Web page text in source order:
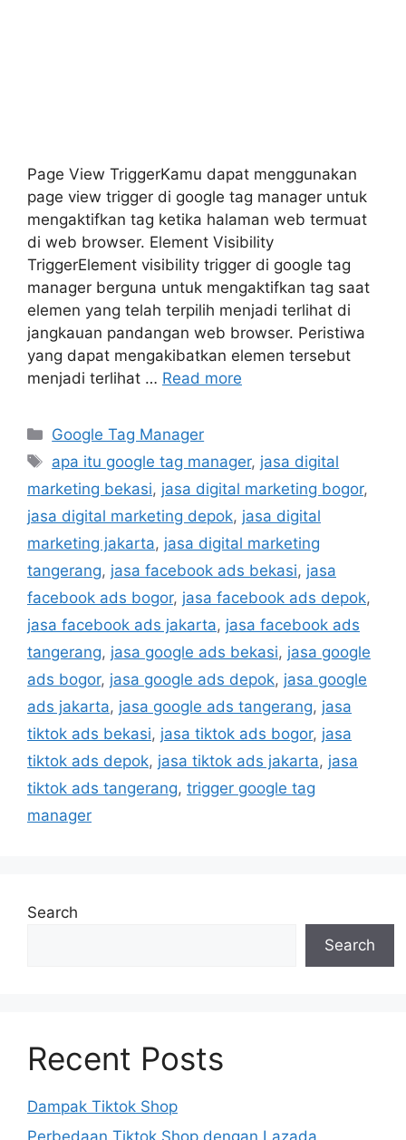
Page View TriggerKamu dapat menggunakan
page view trigger di google tag manager untuk
mengaktifkan tag ketika halaman web termuat
di web browser. Element Visibility
TriggerElement visibility trigger di google tag
manager berguna untuk mengaktifkan tag saat
elemen yang telah terpilih menjadi terlihat di
jangkauan pandangan web browser. Peristiwa
yang dapat mengakibatkan elemen tersebut
menjadi terlihat … Read more
Google Tag Manager
apa itu google tag manager, jasa digital
marketing bekasi, jasa digital marketing bogor,
jasa digital marketing depok, jasa digital
marketing jakarta, jasa digital marketing
tangerang, jasa facebook ads bekasi, jasa
facebook ads bogor, jasa facebook ads depok,
jasa facebook ads jakarta, jasa facebook ads
tangerang, jasa google ads bekasi, jasa google
ads bogor, jasa google ads depok, jasa google
ads jakarta, jasa google ads tangerang, jasa
tiktok ads bekasi, jasa tiktok ads bogor, jasa
tiktok ads depok, jasa tiktok ads jakarta, jasa
tiktok ads tangerang, trigger google tag
manager
Search
Search
Recent Posts
Dampak Tiktok Shop
Perbedaan Tiktok Shop dengan Lazada